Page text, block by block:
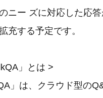
ニー ズに対応した応
充する予定です。
」とは >
」は、クラウド型の